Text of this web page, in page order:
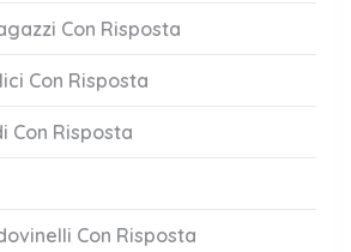
Con Risposta
Con Risposta
Con Risposta
Con Risposta